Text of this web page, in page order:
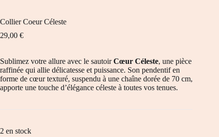
Collier Coeur Céleste
29,00 €
Sublimez votre allure avec le sautoirCœur Céleste, une pièce
raffinée qui allie délicatesse et puissance. Son pendentif en
forme de cœur texturé, suspendu à une chaîne dorée de 70 cm,
apporte une touche d’élégance céleste à toutes vos tenues.
2 en stock